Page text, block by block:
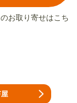
お取り寄せはこち